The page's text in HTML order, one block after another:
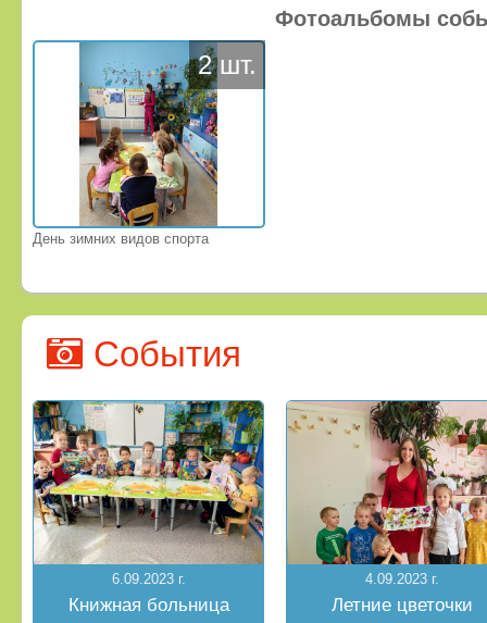
Фотоальбомы
2 шт.
День зимних видов спорта
События
6.09.2023 г.
Книжная больница
4.09.2023 г.
Летние цветочки